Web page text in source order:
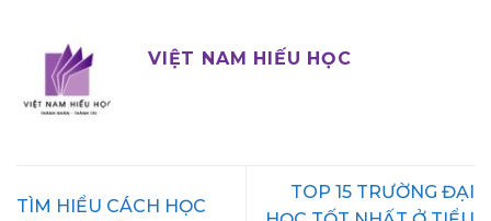
VIỆT NAM HIẾU HỌC
TÌM HIỂU CÁCH HỌC
TOP 15 TRƯỜNG ĐẠI